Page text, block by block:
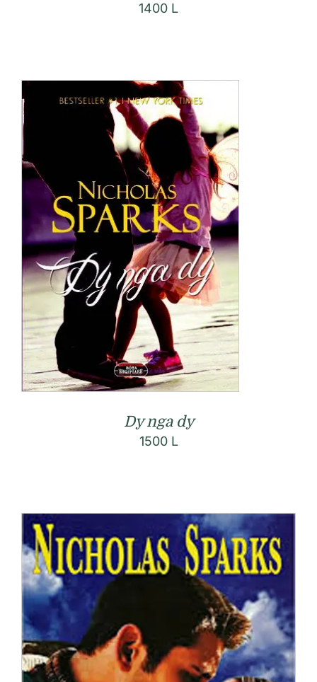
1400 L
Dy nga dy
1500 L